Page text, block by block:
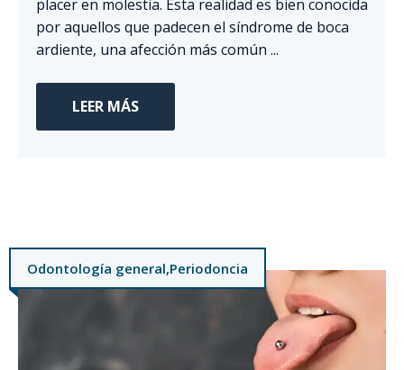
placer en molestia. Esta realidad es bien conocida
por aquellos que padecen el síndrome de boca
ardiente, una afección más común ...
LEER MÁS
Odontología general,Periodoncia